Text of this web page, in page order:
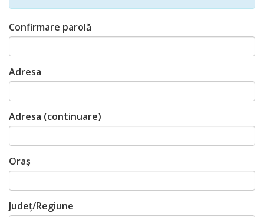
Confirmare parolă
Adresa
Adresa (continuare)
Oraș
Județ/Regiune